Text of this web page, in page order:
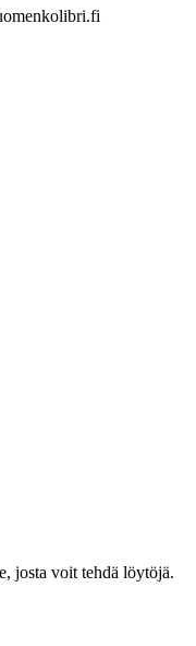
josta voit tehdä löytöjä.